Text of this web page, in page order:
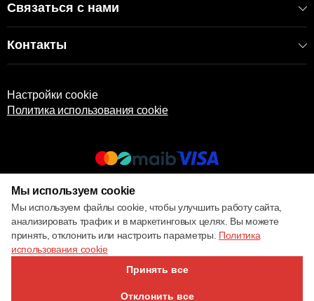
Связаться с нами
Контакты
Настройки cookie
Политика использования cookie
© 2017 – 2026 ECOM
Мы используем cookie
Мы используем файлы cookie, чтобы улучшить работу сайта,
анализировать трафик и в маркетинговых целях. Вы можете
принять, отклонить или настроить параметры. Политика
использования cookie
Принять все
Отклонить все